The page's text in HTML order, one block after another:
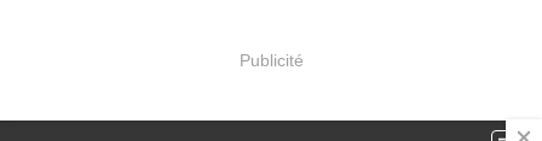
Publicité